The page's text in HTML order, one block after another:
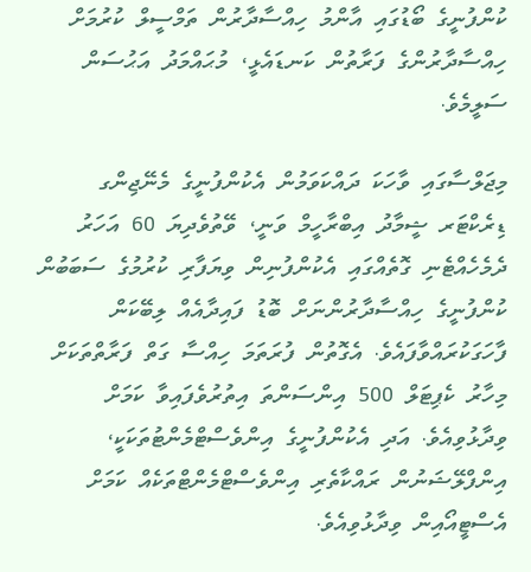
ކުންފުނީގެ ބޯޑުގައި އާންމު ހިއްސާދާރުން ތަމްސީލް ކުރުމަށް
ހިއްސާދާރުންގެ ފަރާތުން ކަނޑައެޅީ، މުޙައްމަދު އަޙުސަން
ސަލީމެވެ.
މިޖަލްސާގައި ވާހަކަ ދައްކަވަމުން އެކުންފުނީގެ މެނޭޖިންގ
ޑިރެކްޓަރ ޝީމާދު އިބްރާހީމް ވަނީ، ވޭތުވެދިޔަ 60 އަހަރު
ދެމެހެއްޓެނި ގޮތެއްގައި އެކުންފުނިން ވިޔަފާރި ކުރުމުގެ ސަބަބުން
ކުންފުނީގެ ހިއްސާދާރުންނަށް ބޮޑު ފައިދާއެއް ލިބޭކަން
ފާހަގަކުރައްވާފައެވެ. އެގޮތުން ފުރަތަމަ ހިއްސާ ގަތް ފަރާތްތަކަށް
މިހާރު ކެޕިޓަލް 500 އިންސަންތަ އިތުރުވެފައިވާ ކަމަށް
ވިދާޅުވިއެވެ. އަދި އެކުންފުނީގެ އިންވެސްޓްމެންޓުތަކަކީ،
އިންފްލޭޝަނުން ރައްކާތެރި އިންވެސްޓްމެންޓްތަކެއް ކަމަށް
އެސްޓީއޯއިން ވިދާޅުވިއެވެ.